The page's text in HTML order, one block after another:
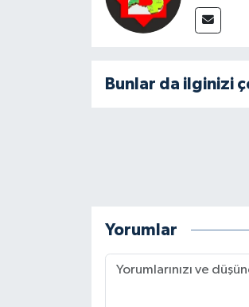
Bunlar da ilginizi
Yorumlar